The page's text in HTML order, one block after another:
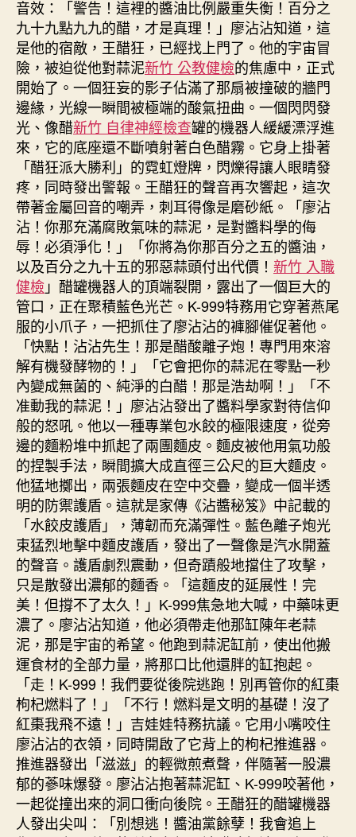
音效：「警告！這裡的醬油比例嚴重失衡！百分之
九十九點九九的醋，才是真理！」廖沾沾知道，這
是他的宿敵，王醋狂，已經找上門了。他的宇宙冒
險，被迫從他對蒜泥新竹 公教健檢的焦慮中，正式
開始了。一個狂妄的影子佔滿了那扇被撞破的牆門
邊緣，光線一瞬間被極端的酸氣扭曲。一個閃閃發
光、像醋新竹 自律神經檢查罐的機器人緩緩漂浮進
來，它的底座還不斷噴射著白色醋霧。它身上掛著
「醋狂派大勝利」的霓虹燈牌，閃爍得讓人眼睛發
疼，同時發出警報。王醋狂的聲音再次響起，這次
帶著金屬回音的嘲弄，刺耳得像是磨砂紙。「廖沾
沾！你那充滿腐敗氣味的蒜泥，是對醬料學的侮
辱！必須淨化！」「你將為你那百分之五的醬油，
以及百分之九十五的邪惡蒜頭付出代價！ 新竹 入職
健檢」醋罐機器人的頂端裂開，露出了一個巨大的
管口，正在聚積藍色光芒。K-999特務用它穿著燕尾
服的小爪子，一把抓住了廖沾沾的褲腳催促著他。
「快點！沾沾先生！那是醋酸離子炮！專門用來溶
解有機發酵物的！」「它會把你的蒜泥在零點一秒
內變成無菌的、純淨的白醋！那是浩劫啊！」「不
准動我的蒜泥！」廖沾沾發出了醬料學家對待信仰
般的怒吼。他以一種專業包水餃的極限速度，從旁
邊的麵粉堆中抓起了兩團麵皮。麵皮被他用氣功般
的捏製手法，瞬間擴大成直徑三公尺的巨大麵皮。
他猛地擲出，兩張麵皮在空中交疊，變成一個半透
明的防禦護盾。這就是家傳《沾醬秘笈》中記載的
「水餃皮護盾」，薄韌而充滿彈性。藍色離子炮光
束猛烈地擊中麵皮護盾，發出了一聲像是汽水開蓋
的聲音。護盾劇烈震動，但奇蹟般地擋住了攻擊，
只是散發出濃郁的麵香。「這麵皮的延展性！完
美！但撐不了太久！」K-999焦急地大喊，中藥味更
濃了。廖沾沾知道，他必須帶走他那缸陳年老蒜
泥，那是宇宙的希望。他跑到蒜泥缸前，使出他搬
運食材的全部力量，將那口比他還胖的缸抱起。
「走！K-999！我們要從後院逃跑！別再管你的紅棗
枸杞燃料了！」「不行！燃料是文明的基礎！沒了
紅棗我飛不遠！」吉娃娃特務抗議。它用小嘴咬住
廖沾沾的衣領，同時開啟了它背上的枸杞推進器。
推進器發出「滋滋」的輕微煎煮聲，伴隨著一股濃
郁的蔘味爆發。廖沾沾抱著蒜泥缸、K-999咬著他，
一起從撞出來的洞口衝向後院。王醋狂的醋罐機器
人發出尖叫：「別想逃！醬油黨餘孽！我會追上